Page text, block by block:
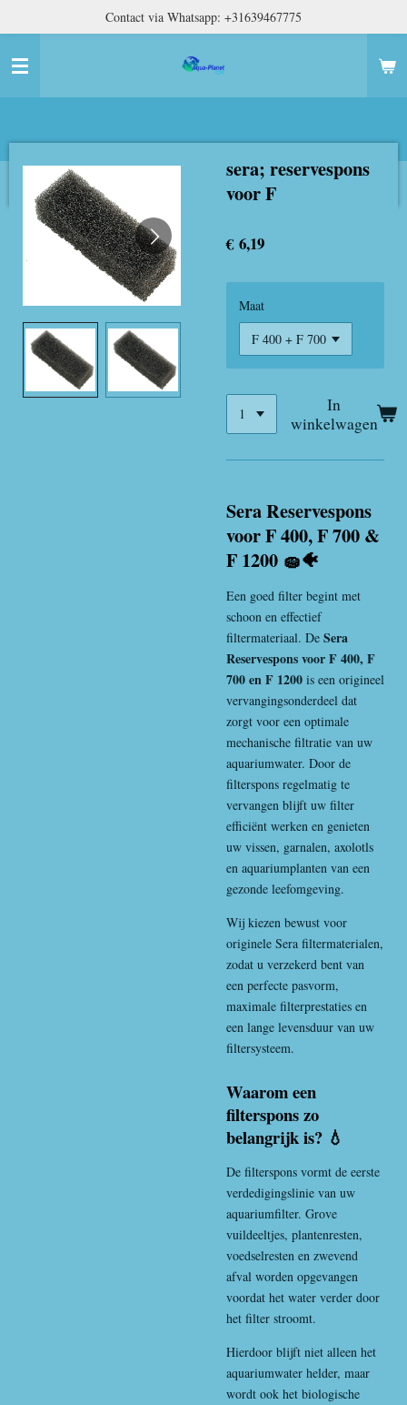
naar
hoofdinhoud
Contact via Whatsapp: +31639467775
sera; reservespons
voor F
€ 6,19
Maat
In
winkelwagen
Sera Reservespons
voor F 400, F 700 &
F 1200 🧽🐠
Een goed filter begint met
schoon en effectief
filtermateriaal. De Sera
Reservespons voor F 400, F
700 en F 1200 is een origineel
vervangingsonderdeel dat
zorgt voor een optimale
mechanische filtratie van uw
aquariumwater. Door de
filterspons regelmatig te
vervangen blijft uw filter
efficiënt werken en genieten
uw vissen, garnalen, axolotls
en aquariumplanten van een
gezonde leefomgeving.
Wij kiezen bewust voor
originele Sera filtermaterialen,
zodat u verzekerd bent van
een perfecte pasvorm,
maximale filterprestaties en
een lange levensduur van uw
filtersysteem.
Waarom een
filterspons zo
belangrijk is? 💧
De filterspons vormt de eerste
verdedigingslinie van uw
aquariumfilter. Grove
vuildeeltjes, plantenresten,
voedselresten en zwevend
afval worden opgevangen
voordat het water verder door
het filter stroomt.
Hierdoor blijft niet alleen het
aquariumwater helder, maar
wordt ook het biologische